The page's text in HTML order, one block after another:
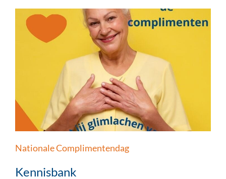
Nationale Complimentendag
Kennisbank